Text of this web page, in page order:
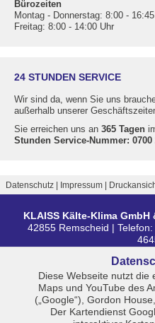
Bürozeiten
Montag - Donnerstag: 8:00 -
Freitag: 8:00 - 14:00 Uhr
24 STUNDEN SERVICE
Wir sind da, wenn Sie uns
außerhalb unserer
Sie erreichen uns an 365 Tagen
Stunden Service-Nummer: 0700
Datenschutz Impressum
KLAISS Kälte-Klima GmbH
42855 Remscheid | Telefon:
Diese Webseite nutzt die
Maps und YouTube des
(„Google“), Gordon
Der Kartendienst